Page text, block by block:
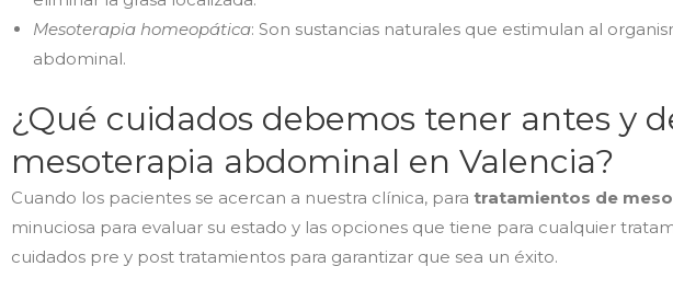
Mesoterapia homeopática: Son sustancias naturales que estimulan al
abdominal.
¿Qué cuidados debemos tener antes y
mesoterapia abdominal en Valencia?
Cuando los pacientes se acercan a nuestra clínica, para tratamientos de
minuciosa para evaluar su estado y las opciones que tiene para cualquier
cuidados pre y post tratamientos para garantizar que sea un éxito.